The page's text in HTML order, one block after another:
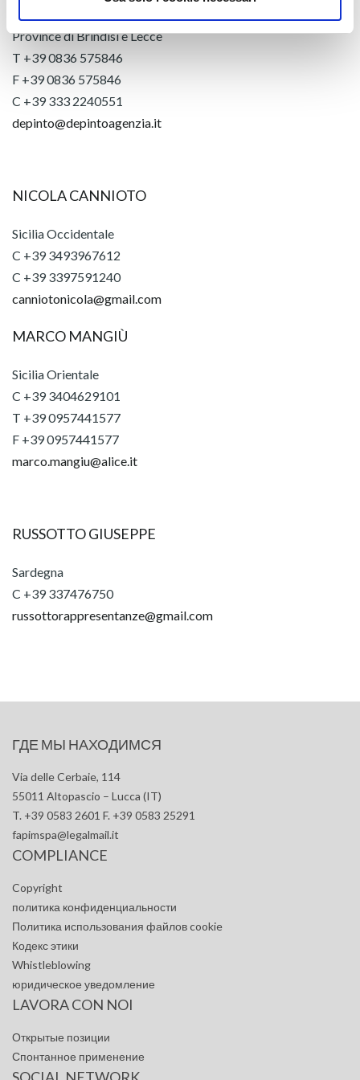
Province di Brindisi e Lecce
T +39 0836 575846
F +39 0836 575846
C +39 333 2240551
depinto@depintoagenzia.it
NICOLA CANNIOTO
Sicilia Occidentale
C +39 3493967612
C +39 3397591240
canniotonicola@gmail.com
MARCO MANGIÙ
Sicilia Orientale
C +39 3404629101
T +39 0957441577
F +39 0957441577
marco.mangiu@alice.it
RUSSOTTO GIUSEPPE
Sardegna
C +39 337476750
russottorappresentanze@gmail.com
ГДЕ МЫ НАХОДИМСЯ
Via delle Cerbaie, 114
55011 Altopascio – Lucca (IT)
T. +39 0583 2601 F. +39 0583 25291
fapimspa@legalmail.it
COMPLIANCE
Copyright
политика конфиденциальности
Политика использования файлов cookie
Кодекс этики
Whistleblowing
юридическое уведомление
LAVORA CON NOI
Открытые позиции
Спонтанное применение
SOCIAL NETWORK